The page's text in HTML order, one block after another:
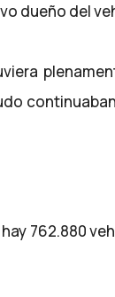
dueño del
762.880